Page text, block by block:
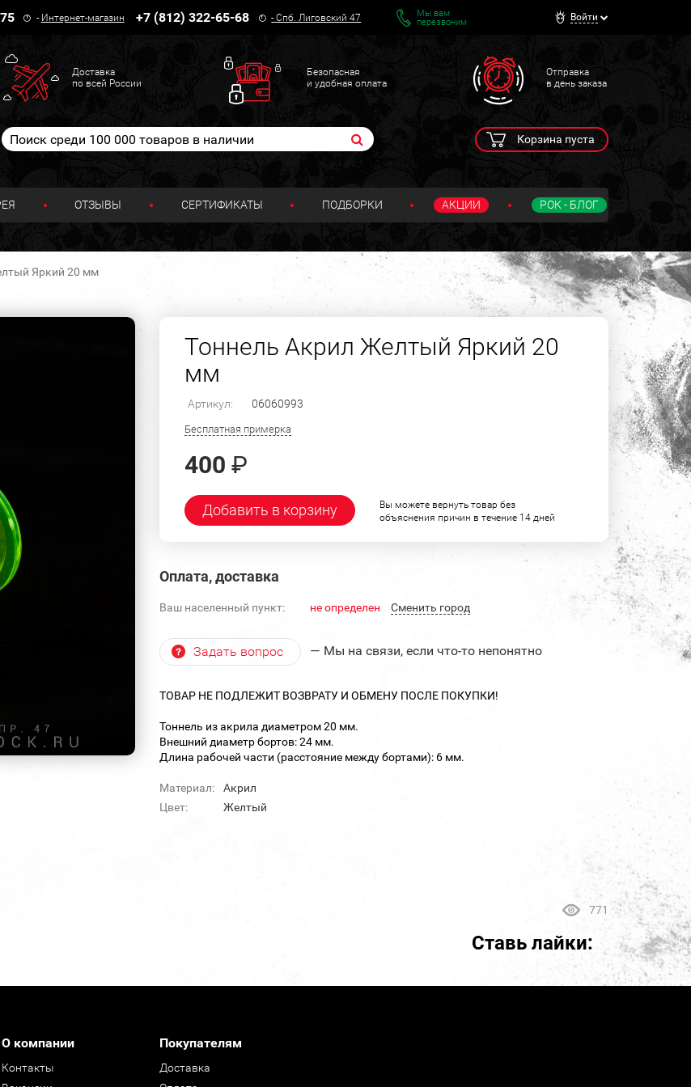
- Интернет-магазин +7 (812) 322-65-68 -Спб. Лиговский 47
Мы вам
перезвоним
Войти
Доставка
по всей России
Безопасная
и удобная оплата
Отправка
в день заказа
Корзина пуста
ОТЗЫВЫ СЕРТИФИКАТЫ ПОДБОРКИ АКЦИИ РОК - БЛОГ
Яркий 20 мм
Тоннель Акрил Желтый Яркий 20
мм
Артикул: 06060993
Бесплатная примерка
400 ₽
Добавить в корзину
Вы можете вернуть товар без
объяснения причин в течение 14 дней
Оплата, доставка
Ваш населенный пункт: не определен Cменить город
Задать вопрос — Мы на связи, если что-то непонятно
ТОВАР НЕ ПОДЛЕЖИТ ВОЗВРАТУ И ОБМЕНУ ПОСЛЕ ПОКУПКИ!
Тоннель из акрила диаметром 20 мм.
Внешний диаметр бортов: 24 мм.
Длина рабочей части (расстояние между бортами): 6 мм.
Материал:
Акрил
Цвет:
Желтый
771
Ставь лайки:
О компании
Контакты
Покупателям
Доставка